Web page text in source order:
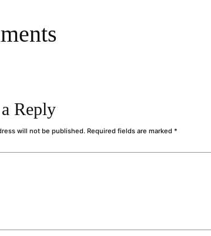
Reply
will not be published. Required fields are marked *